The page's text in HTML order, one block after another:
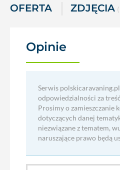
OFERTA ZDJĘCIA
Opinie
Serwis
odpowiedzialności za
Prosimy o zamieszczanie
dotyczących danej
niezwiązane z tematem,
naruszające prawo będą